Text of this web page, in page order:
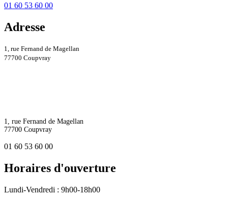
01 60 53 60 00
Adresse
1, rue Fernand de Magellan
77700 Coupvray
1, rue Fernand de Magellan
77700 Coupvray
01 60 53 60 00
Horaires d'ouverture
Lundi-Vendredi : 9h00-18h00